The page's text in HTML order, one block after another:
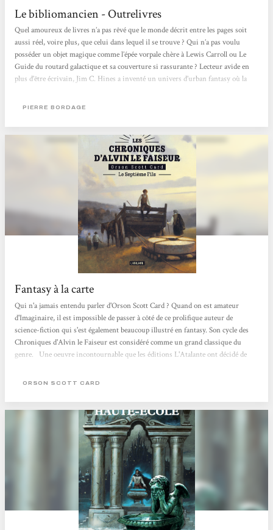
Le bibliomancien - Outrelivres
Quel amoureux de livres n’a pas rêvé que le monde décrit entre les pages soit
aussi réel, voire plus, que celui dans lequel il se trouve ? Qui n’a pas voulu
posséder un objet magique comme l’épée vorpale chère à Lewis Carroll ou Le
Guide du routard galactique et sa couverture si rassurante ? Lecteur avide en
plus d’être écrivain, Jim C. Hines a inventé un univers d’urban fantasy où la
de la série Magie Ex Libris, il nous présente Isaac Vainio, bibliothécaire dans...
PIERRE BORDAGE
Fantasy à la carte
Qui n'a jamais entendu parler d'Orson Scott Card ? Quand on est amateur
d'Imaginaire, il est impossible de passer à côté de ce prolifique auteur de
science-fiction qui s'est également beaucoup illustré en fantasy. Son cycle des
Chroniques d'Alvin le Faiseur est considéré comme un grand classique du
genre. Une oeuvre incontournable que les éditions L'Atalante ont décidé de
vient juste de reparaître. Un premier tome qui nous plonge dans le quotidien
ORSON SCOTT CARD